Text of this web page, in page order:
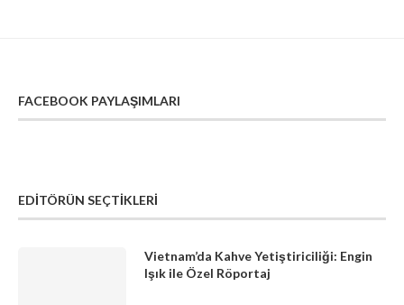
FACEBOOK PAYLAŞIMLARI
EDITÖRÜN SEÇTIKLERI
Vietnam’da Kahve Yetiştiriciliği: Engin
Işık ile Özel Röportaj